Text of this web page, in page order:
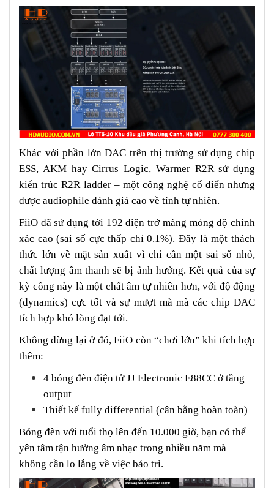
Khác với phần lớn DAC trên thị trường sử dụng chip
ESS, AKM hay Cirrus Logic, Warmer R2R sử dụng
kiến trúc R2R ladder – một công nghệ cổ điển nhưng
được audiophile đánh giá cao về tính tự nhiên.
FiiO đã sử dụng tới 192 điện trở màng mỏng độ chính
xác cao (sai số cực thấp chỉ 0.1%). Đây là một thách
thức lớn về mặt sản xuất vì chỉ cần một sai số nhỏ,
chất lượng âm thanh sẽ bị ảnh hưởng. Kết quả của sự
kỳ công này là một chất âm tự nhiên hơn, với độ động
(dynamics) cực tốt và sự mượt mà mà các chip DAC
tích hợp khó lòng đạt tới.
Không dừng lại ở đó, FiiO còn “chơi lớn” khi tích hợp
thêm:
4 bóng đèn điện tử JJ Electronic E88CC ở tầng
output
Thiết kế fully differential (cân bằng hoàn toàn)
Bóng đèn với tuổi thọ lên đến 10.000 giờ, bạn có thể
yên tâm tận hưởng âm nhạc trong nhiều năm mà
không cần lo lắng về việc bảo trì.